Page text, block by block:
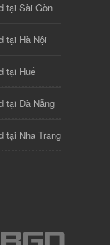
tại Sài Gòn
tại Hà Nội
tại Huế
tại Đà Nẵng
tại Nha Trang